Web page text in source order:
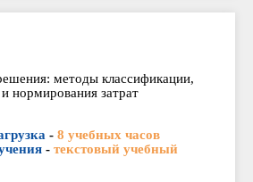
методы классификации,
нормирования затрат
- 8 учебных часов
- текстовый учебный